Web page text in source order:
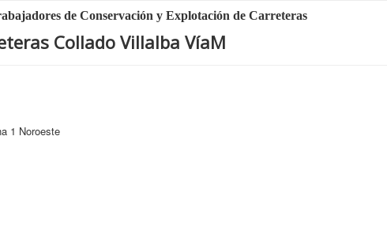
de Conservación y Explotación de Carreteras
Collado Villalba VíaM
1 Noroeste